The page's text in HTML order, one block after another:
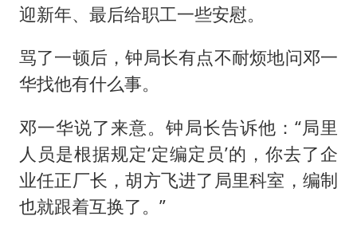
迎新年、最后给职工一些安慰。
骂了一顿后，钟局长有点不耐烦地问邓一
华找他有什么事。
邓一华说了来意。钟局长告诉他：“局里
人员是根据规定‘定编定员’的，你去了企
业任正厂长，胡方飞进了局里科室，编制
也就跟着互换了。”